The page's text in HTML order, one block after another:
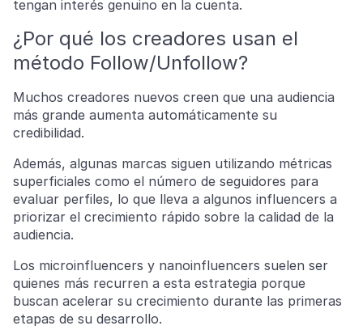
tengan interés genuino en la cuenta.
¿Por qué los creadores usan el
método Follow/Unfollow?
Muchos creadores nuevos creen que una audiencia
más grande aumenta automáticamente su
credibilidad.
Además, algunas marcas siguen utilizando métricas
superficiales como el número de seguidores para
evaluar perfiles, lo que lleva a algunos influencers a
priorizar el crecimiento rápido sobre la calidad de la
audiencia.
Los microinfluencers y nanoinfluencers suelen ser
quienes más recurren a esta estrategia porque
buscan acelerar su crecimiento durante las primeras
etapas de su desarrollo.